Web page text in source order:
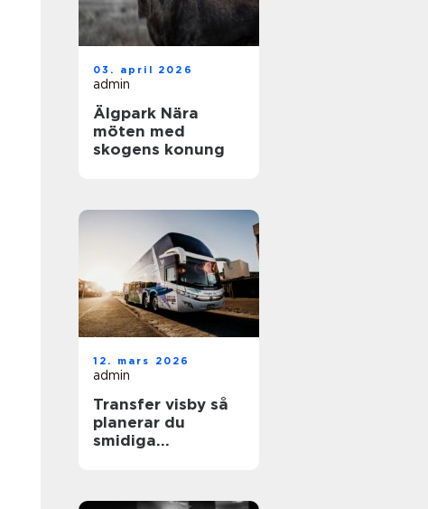
03. april 2026
admin
Älgpark Nära
möten med
skogens konung
12. mars 2026
admin
Transfer visby så
planerar du
smidiga